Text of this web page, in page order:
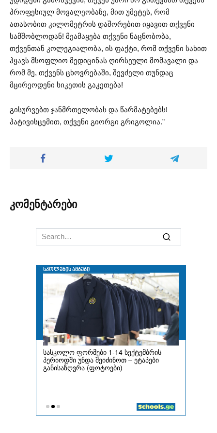
პროფესიულ მოვალეობაზე, მით უმეტეს, რომ
ათასობით კილომეტრის დაშორებით იყავით თქვენი
სამშობლოდან! მეამაყება თქვენი ნაცნობობა,
თქვენთან კოლეგიალობა, ის ფაქტი, რომ თქვენი სახით
ჰყავს მსოფლიო მედიცინას ღირსეული მომავალი და
რომ მე, თქვენს ცხოვრებაში, შევძელი თუნდაც
მცირეოდენი სიკეთის გაკეთება!
გისურვებთ ჯანმრთელობას და წარმატებებს!
პატივისცემით, თქვენი გიორგი გრიგოლია.”
კომენტარები
Search
for: